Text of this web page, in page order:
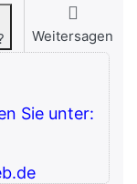
Weitersagen
Sie unter: